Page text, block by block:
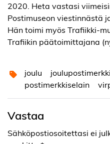
2020. Heta vastasi
Postimuseon viestinnästä
Hän toimi myös Trafiikki-
Trafiikin päätoimittajana
joulu joulupostimerkki
postimerkkiselain
Vastaa
Sähköpostiosoitettasi ei